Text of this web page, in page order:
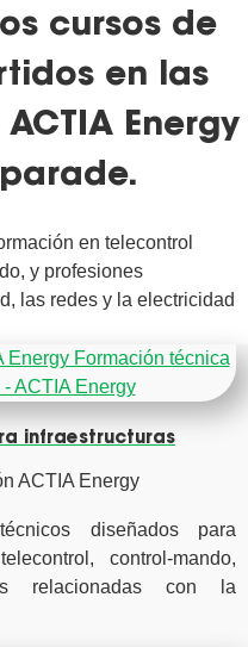
cursos de
en las
Energy
en telecontrol
y profesiones
las redes y la electricidad
infraestructuras
ACTIA Energy
diseñados para
control-mando,
relacionadas con la